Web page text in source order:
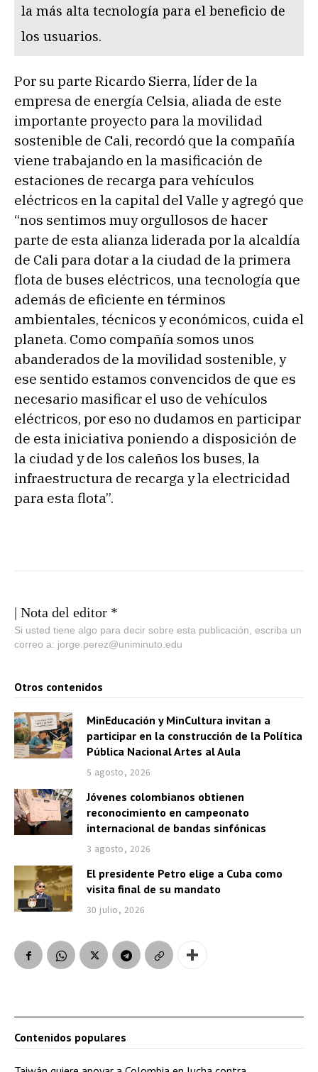
la más alta tecnología para el beneficio de
los usuarios.
Por su parte Ricardo Sierra, líder de la
empresa de energía Celsia, aliada de este
importante proyecto para la movilidad
sostenible de Cali, recordó que la compañía
viene trabajando en la masificación de
estaciones de recarga para vehículos
eléctricos en la capital del Valle y agregó que
“nos sentimos muy orgullosos de hacer
parte de esta alianza liderada por la alcaldía
de Cali para dotar a la ciudad de la primera
flota de buses eléctricos, una tecnología que
además de eficiente en términos
ambientales, técnicos y económicos, cuida el
planeta. Como compañía somos unos
abanderados de la movilidad sostenible, y
ese sentido estamos convencidos de que es
necesario masificar el uso de vehículos
eléctricos, por eso no dudamos en participar
de esta iniciativa poniendo a disposición de
la ciudad y de los caleños los buses, la
infraestructura de recarga y la electricidad
para esta flota”.
| Nota del editor *
Si usted tiene algo para decir sobre esta publicación, escriba un
correo a: jorge.perez@uniminuto.edu
Otros contenidos
MinEducación y MinCultura invitan a
participar en la construcción de la Política
Pública Nacional Artes al Aula
5 agosto, 2026
Jóvenes colombianos obtienen
reconocimiento en campeonato
internacional de bandas sinfónicas
3 agosto, 2026
El presidente Petro elige a Cuba como
visita final de su mandato
30 julio, 2026
Contenidos populares